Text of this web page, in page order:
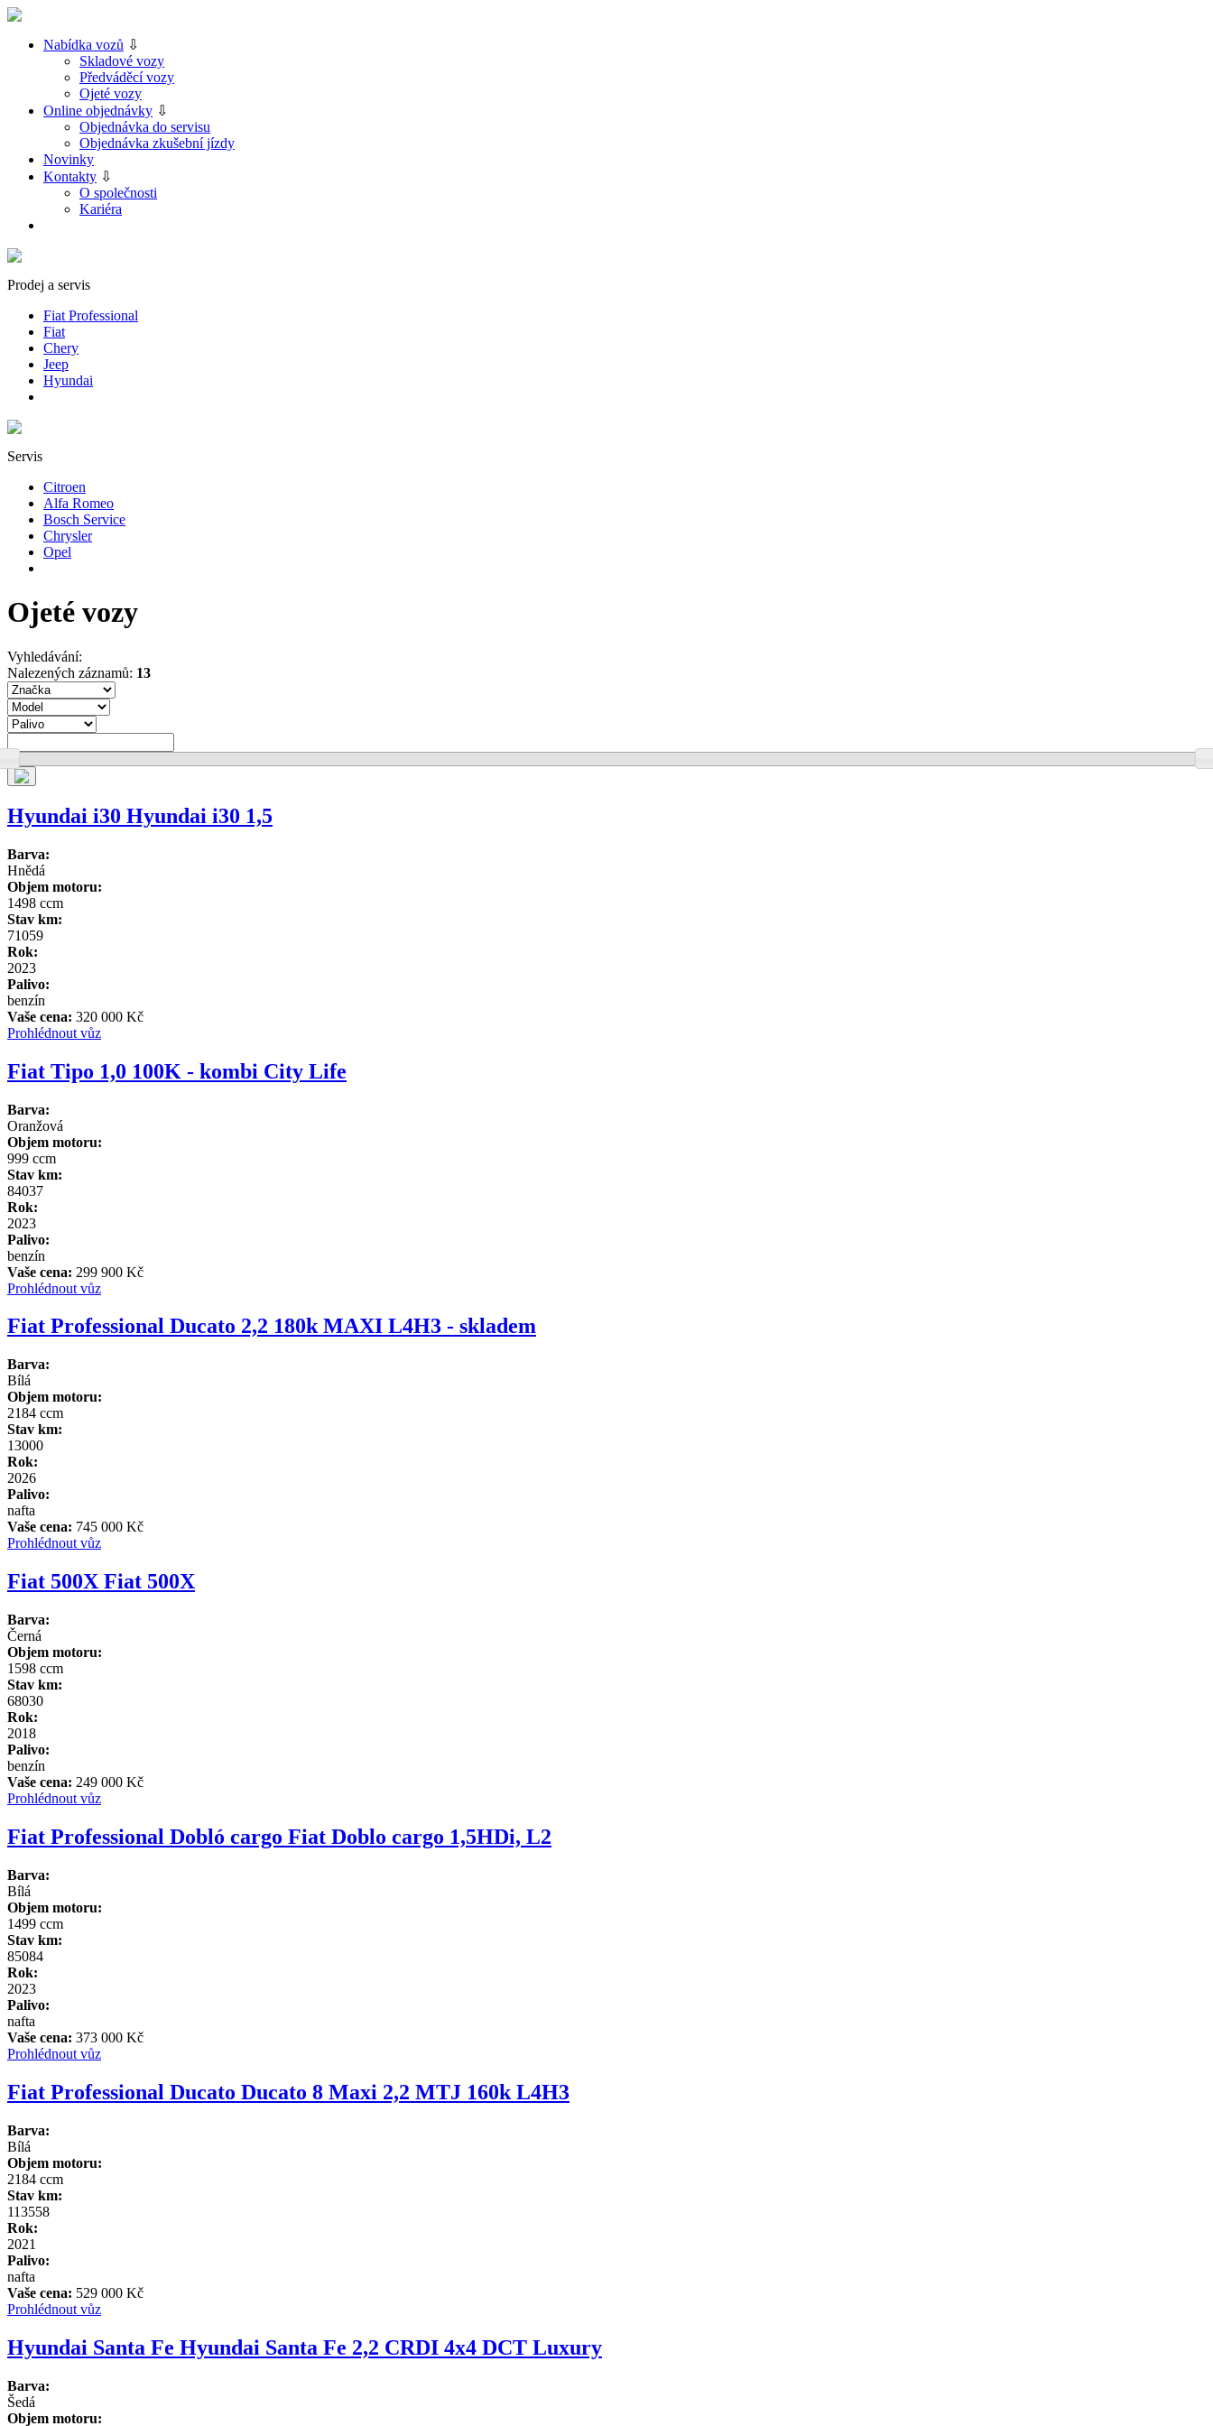
Nabídka vozů ⇩
Skladové vozy
Předváděcí vozy
Ojeté vozy
Online objednávky ⇩
Objednávka do servisu
Objednávka zkušební jízdy
Novinky
Kontakty ⇩
O společnosti
Kariéra
Prodej a servis
Fiat Professional
Fiat
Chery
Jeep
Hyundai
Servis
Citroen
Alfa Romeo
Bosch Service
Chrysler
Opel
Ojeté vozy
Vyhledávání:
Nalezených záznamů: 13
Hyundai i30 Hyundai i30 1,5
Barva:
Hnědá
Objem motoru:
1498 ccm
Stav km:
71059
Rok:
2023
Palivo:
benzín
Vaše cena: 320 000 Kč
Prohlédnout vůz
Fiat Tipo 1,0 100K - kombi City Life
Barva:
Oranžová
Objem motoru:
999 ccm
Stav km:
84037
Rok:
2023
Palivo:
benzín
Vaše cena: 299 900 Kč
Prohlédnout vůz
Fiat Professional Ducato 2,2 180k MAXI L4H3 - skladem
Barva:
Bílá
Objem motoru:
2184 ccm
Stav km:
13000
Rok:
2026
Palivo:
nafta
Vaše cena: 745 000 Kč
Prohlédnout vůz
Fiat 500X Fiat 500X
Barva:
Černá
Objem motoru:
1598 ccm
Stav km:
68030
Rok:
2018
Palivo:
benzín
Vaše cena: 249 000 Kč
Prohlédnout vůz
Fiat Professional Dobló cargo Fiat Doblo cargo 1,5HDi, L2
Barva:
Bílá
Objem motoru:
1499 ccm
Stav km:
85084
Rok:
2023
Palivo:
nafta
Vaše cena: 373 000 Kč
Prohlédnout vůz
Fiat Professional Ducato Ducato 8 Maxi 2,2 MTJ 160k L4H3
Barva:
Bílá
Objem motoru:
2184 ccm
Stav km:
113558
Rok:
2021
Palivo:
nafta
Vaše cena: 529 000 Kč
Prohlédnout vůz
Hyundai Santa Fe Hyundai Santa Fe 2,2 CRDI 4x4 DCT Luxury
Barva:
Šedá
Objem motoru: